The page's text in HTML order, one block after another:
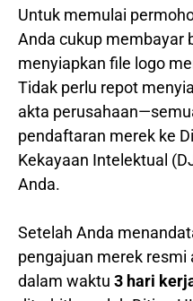
Untuk memulai
Anda cukup membayar
menyiapkan file logo
Tidak perlu repot
akta
pendaftaran merek ke
Kekayaan Intelektual
Anda.
Setelah Anda
pengajuan merek resmi
dalam waktu 3 hari